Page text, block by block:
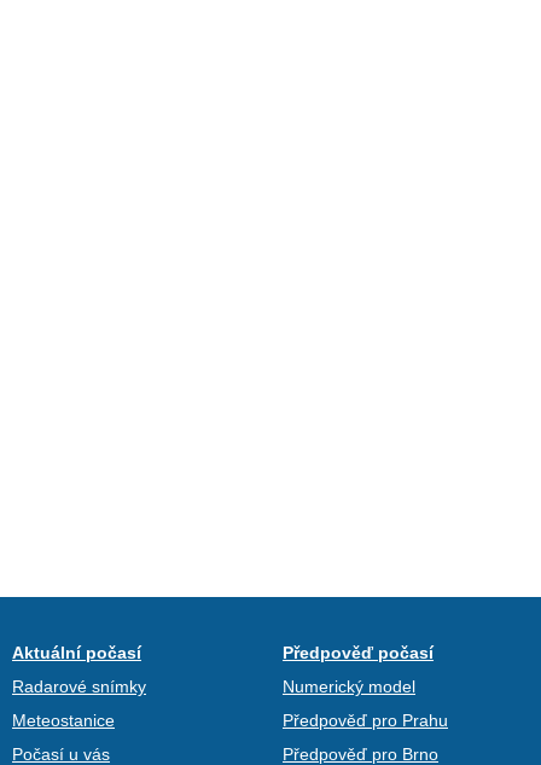
Aktuální počasí
Radarové snímky
Meteostanice
Počasí u vás
Předpověď počasí
Numerický model
Předpověď pro Prahu
Předpověď pro Brno